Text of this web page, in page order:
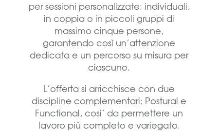
per sessioni personalizzate: individuali,
in coppia o in piccoli gruppi di
massimo cinque persone,
garantendo così un’attenzione
dedicata e un percorso su misura per
ciascuno.
L’offerta si arricchisce con due
discipline complementari: Postural e
Functional, cosi’ da permettere un
lavoro più completo e variegato.